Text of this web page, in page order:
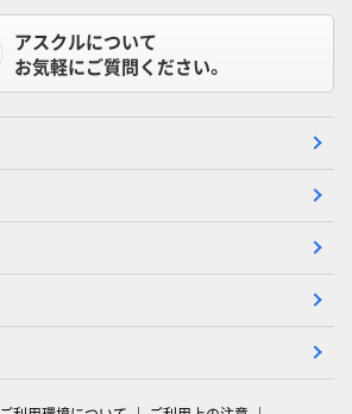
アスクルについて
お気軽にご質問ください。